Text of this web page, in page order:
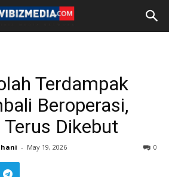
Terdampak
Beroperasi,
Dikebut
- May 19, 2026 0